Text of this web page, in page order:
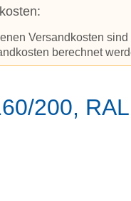
Versandkosten
berechnet
200,